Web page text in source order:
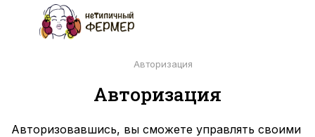
Авторизация
Авторизация
Авторизовавшись, вы сможете управлять своими